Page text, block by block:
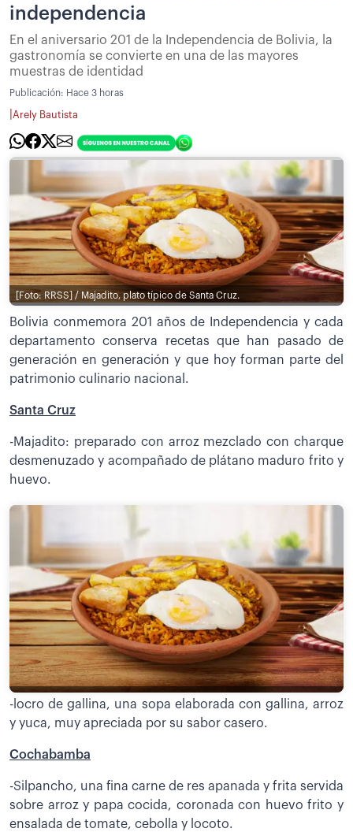
independencia
En el aniversario 201 de la Independencia de Bolivia, la
gastronomía se convierte en una de las mayores
muestras de identidad
Publicación: Hace 3 horas
Arely Bautista
[Foto: RRSS] / Majadito, plato típico de Santa Cruz.
Bolivia conmemora 201 años de Independencia y cada
departamento conserva recetas que han pasado de
generación en generación y que hoy forman parte del
patrimonio culinario nacional.
Santa Cruz
-Majadito: preparado con arroz mezclado con charque
desmenuzado y acompañado de plátano maduro frito y
huevo.
-locro de gallina, una sopa elaborada con gallina, arroz
y yuca, muy apreciada por su sabor casero.
Cochabamba
-Silpancho, una fina carne de res apanada y frita servida
sobre arroz y papa cocida, coronada con huevo frito y
ensalada de tomate, cebolla y locoto.